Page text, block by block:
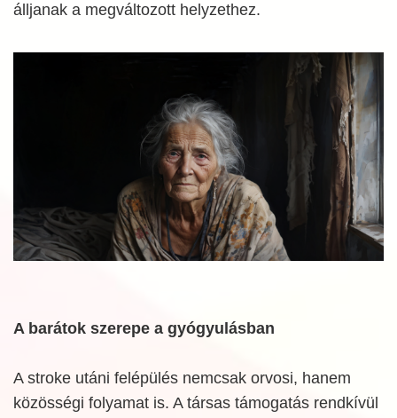
álljanak a megváltozott helyzethez.
A barátok szerepe a gyógyulásban
A stroke utáni felépülés nemcsak orvosi, hanem
közösségi folyamat is. A társas támogatás rendkívül